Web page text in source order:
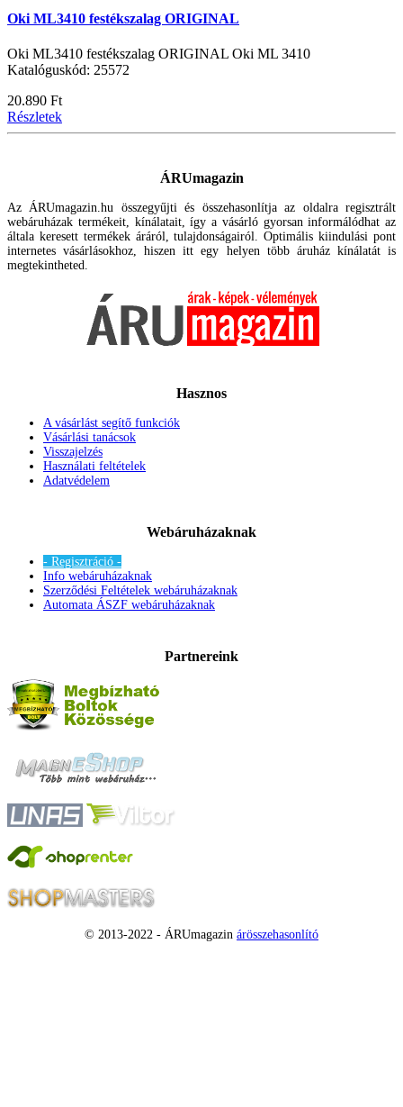
Oki ML3410 festékszalag ORIGINAL
Oki ML3410 festékszalag ORIGINAL Oki ML 3410
Katalóguskód: 25572
20.890 Ft
Részletek
ÁRUmagazin
Az ÁRUmagazin.hu összegyűjti és összehasonlítja az oldalra regisztrált
webáruházak termékeit, kínálatait, így a vásárló gyorsan informálódhat az
általa keresett termékek áráról, tulajdonságairól. Optimális kiindulási pont
internetes vásárlásokhoz, hiszen itt egy helyen több áruház kínálatát is
megtekintheted.
Hasznos
A vásárlást segítő funkciók
Vásárlási tanácsok
Visszajelzés
Használati feltételek
Adatvédelem
Webáruházaknak
- Regisztráció -
Info webáruházaknak
Szerződési Feltételek webáruházaknak
Automata ÁSZF webáruházaknak
Partnereink
© 2013-2022 - ÁRUmagazin árösszehasonlító